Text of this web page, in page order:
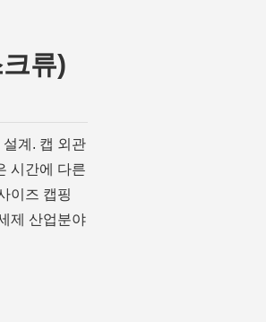
계. 캡 외관
시간에 다른
이즈 캡핑
제 산업분야